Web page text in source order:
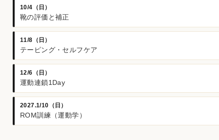
10/4（日）
靴の評価と補正
11/8（日）
テーピング・セルフケア
12/6（日）
運動連鎖1Day
2027.1/10（日）
ROM訓練（運動学）